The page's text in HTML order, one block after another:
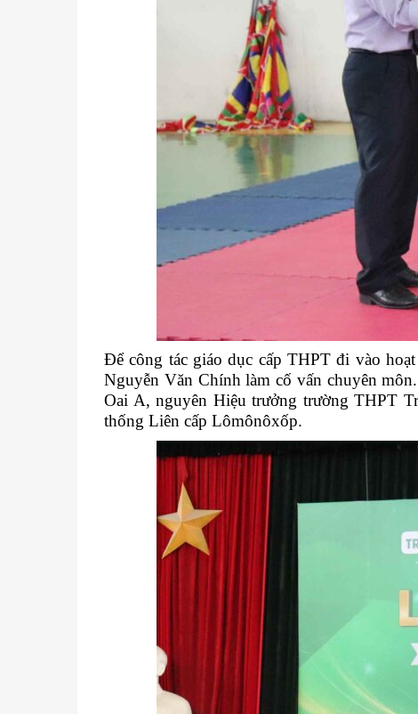
Để công tác giáo dục cấp THPT đi vào
Nguyễn Văn Chính làm cố vấn chuyên
Oai A, nguyên Hiệu trưởng trường THPT
thống Liên cấp Lômônôxốp.